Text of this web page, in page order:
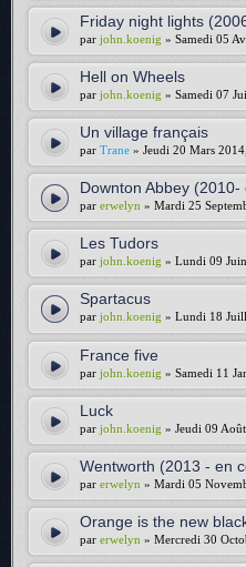
Friday night lights
par john.koenig » Samedi 05
Hell on Wheels
par john.koenig » Samedi 07
Un village français
par Trane » Jeudi 20 Mars
Downton Abbey (2010-
par erwelyn » Mardi 25
Les Tudors
par john.koenig » Lundi 09
Spartacus
par john.koenig » Lundi 18
France five
par john.koenig » Samedi 11
Luck
par john.koenig » Jeudi 09
Wentworth (2013 - en
par erwelyn » Mardi 05
Orange is the new
par erwelyn » Mercredi 30